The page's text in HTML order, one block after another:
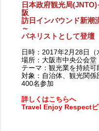
日本政府観光局
阪
訪日インバウンド新潮
～
パネリストとして登壇
日時：2017年2月28日（
場所：大阪市中央公会堂
テーマ：観光業を持続
対象：自治体、観光関
400名参加
詳しくはこちらへ
Travel Enjoy Respectビ